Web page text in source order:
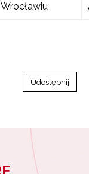
Udostępnij